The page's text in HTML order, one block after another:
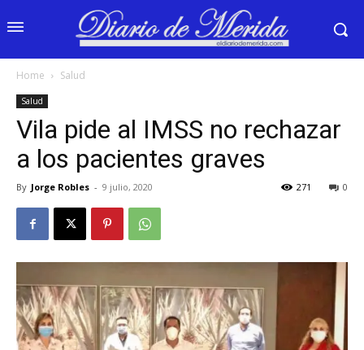
Home Salud
Salud
Vila pide al IMSS no rechazar
a los pacientes graves
By Jorge Robles - 9 julio, 2020 0
271